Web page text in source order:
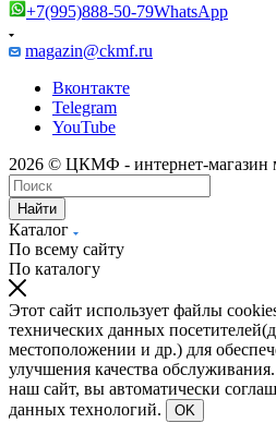
+7(995)888-50-79WhatsApp
magazin@ckmf.ru
Вконтакте
Telegram
YouTube
2026 © ЦКМФ - интернет-магазин
Найти
Каталог
По всему сайту
По каталогу
Этот сайт использует файлы
технических данных
местоположении и др.) для
улучшения качества
наш сайт, вы автоматически
данных технологий.
OK